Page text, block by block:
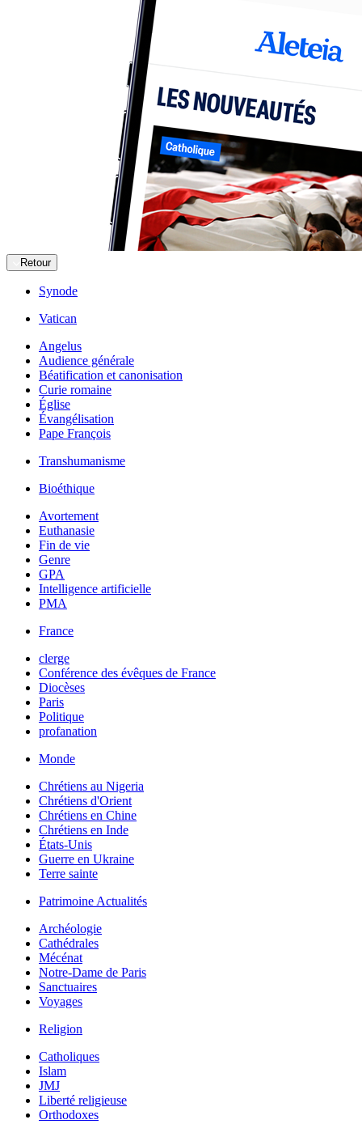
Retour
Synode
Vatican
Angelus
Audience générale
Béatification et canonisation
Curie romaine
Église
Évangélisation
Pape François
Transhumanisme
Bioéthique
Avortement
Euthanasie
Fin de vie
Genre
GPA
Intelligence artificielle
PMA
France
clerge
Conférence des évêques de France
Diocèses
Paris
Politique
profanation
Monde
Chrétiens au Nigeria
Chrétiens d'Orient
Chrétiens en Chine
Chrétiens en Inde
États-Unis
Guerre en Ukraine
Terre sainte
Patrimoine Actualités
Archéologie
Cathédrales
Mécénat
Notre-Dame de Paris
Sanctuaires
Voyages
Religion
Catholiques
Islam
JMJ
Liberté religieuse
Orthodoxes